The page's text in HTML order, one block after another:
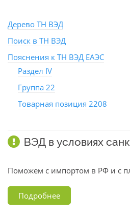
Дерево ТН ВЭД
Поиск в ТН ВЭД
Пояснения к ТН ВЭД ЕАЭС
Раздел IV
Группа 22
Товарная позиция 2208
ВЭД в условиях
Поможем с импортом в РФ и с
Подробнее